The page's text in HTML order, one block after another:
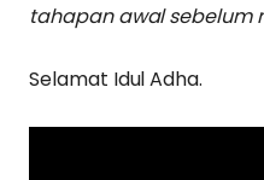
tahapan awal sebelum
Selamat Idul Adha.